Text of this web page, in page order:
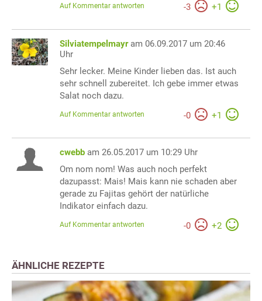
-3 +1
Auf Kommentar antworten
Silviatempelmayr am 06.09.2017 um 20:46
Uhr
Sehr lecker. Meine Kinder lieben das. Ist auch
sehr schnell zubereitet. Ich gebe immer etwas
Salat noch dazu.
-0 +1
Auf Kommentar antworten
cwebb am 26.05.2017 um 10:29 Uhr
Om nom nom! Was auch noch perfekt
dazupasst: Mais! Mais kann nie schaden aber
gerade zu Fajitas gehört der natürliche
Indikator einfach dazu.
-0 +2
Auf Kommentar antworten
ÄHNLICHE REZEPTE